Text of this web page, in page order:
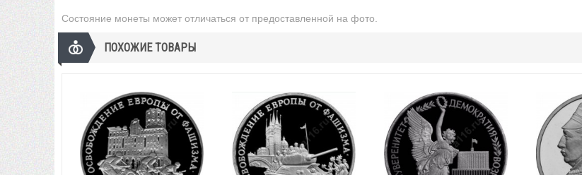
Состояние монеты может отличаться от предоставленной на фото.
ПОХОЖИЕ ТОВАРЫ